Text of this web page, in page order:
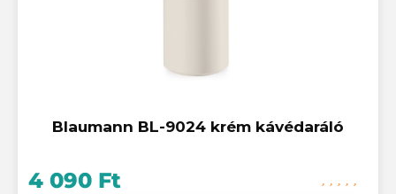
Blaumann BL-9024 krém kávédaráló
4 090 Ft